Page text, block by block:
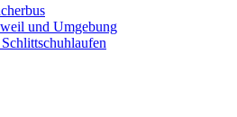
und Umgebung